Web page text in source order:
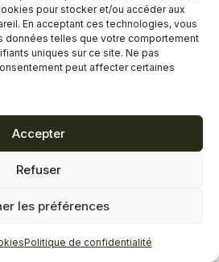
pour stocker et/ou accéder aux
En acceptant ces technologies, vous
données telles que votre comportement
uniques sur ce site. Ne pas
peut affecter certaines
Accepter
Refuser
les préférences
Politique de confidentialité